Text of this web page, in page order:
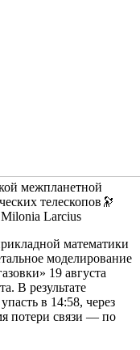
межпланетной
телескопов🔭
Larcius
математики
моделирование
19 августа
В результате
в 14:58, через
потери связи — по